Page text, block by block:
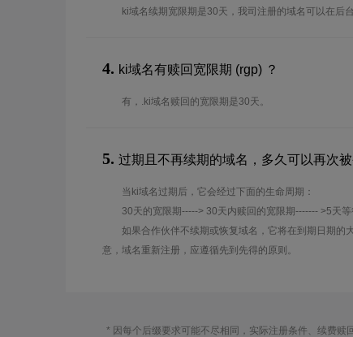
ki域名续期宽限期是30天，我司注册的域名可以在后
4. ki域名有赎回宽限期 (rgp) ？
有，.ki域名赎回的宽限期是30天。
5. 过期且不再续期的域名，多久可以再次
当ki域名过期后，它会经过下面的生命周期：
30天的宽限期-----> 30天内赎回的宽限期------- >5天等
如果合作伙伴不续期或恢复域名，它将在到期日期的
意，域名重新注册，应遵循先到先得的原则。
* 因每个后缀要求可能不尽相同，实际注册条件、续费赎